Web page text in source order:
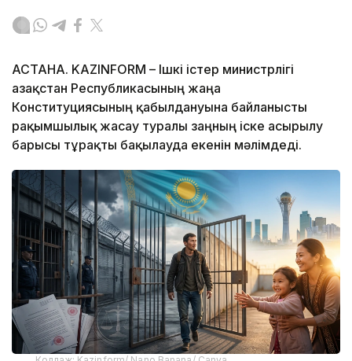
АСТАНА. KAZINFORM – Ішкі істер министрлігі
Қазақстан Республикасының жаңа
Конституциясының қабылдануына байланысты
рақымшылық жасау туралы заңның іске асырылу
барысы тұрақты бақылауда екенін мәлімдеді.